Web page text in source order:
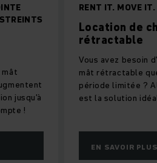
RENT IT. MOVE IT. DONE.
Location de chariot à mât
Vous avez besoin d'un chariot à
mât rétractable que pour une
période limitée ? Alors la location
est la solution idéale pour vous.